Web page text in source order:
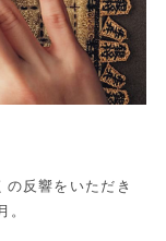
反響をいただき
。